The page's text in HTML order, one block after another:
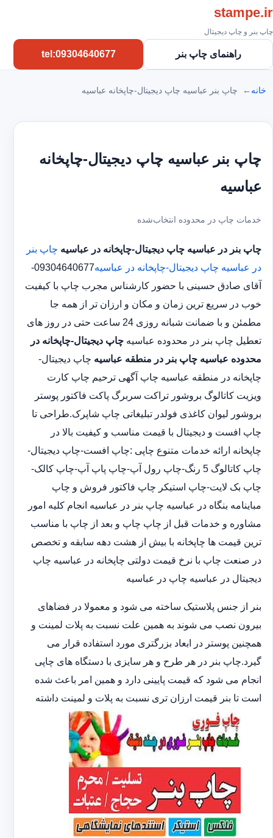
stampe.ir
چاپ بنر و چاپ دیجیتال
راهنمای چاپ بنر tel:09304640677
خانه چاپ بنر عباسیه چاپ دیجیتال-چاپخانه عباسیه
چاپ بنر عباسیه چاپ دیجیتال-چاپخانه
عباسیه
خدمات چاپ در محدوده انتخاب‌شده
چاپ بنر در عباسیه چاپ دیجیتال-چاپخانه در عباسیه چاپ بنر
در عباسیه چاپ دیجیتال-چاپخانه در عباسیه
09304640677-
آقای صادق حسینی با حضور کارشناس مجرب چاپ با کیفیت
خوب در سریع ترین زمان و مکان و ارزان تر از همه جا
مطمئن و با ضمانت شبانه روزی 24 ساعت حتی در روز های
تعطیل چاپ بنر در محدوده عباسیه چاپ دیجیتال-چاپخانه در
محدوده عباسیه چاپ بنر در منطقه عباسیه چاپ دیجیتال-
چاپخانه در منطقه عباسیه چاپ آگهی ترحیم چاپ کارت
ویزیت کاتالوگ بروشور تراکت سربرگ پاکت فاکتور پوستر
بروشور لیوان کاغذی فولدر تبلیغاتی چاپ شاپرک.طراحی تا
چاپ افست و دیجیتال با قیمت مناسب و کیفیت بالا در
چاپخانه ارائه خدمات متنوع چاپی :چاپ افست-چاپ دیجیتال-
چاپ کاتالوگ 5 رنگ-چاپ رول آپ-چاپ پاپ آپ-چاپ کالک-
چاپ بک لایت-چاپ استیکر چاپ فاکتور فروش و چاپ
مباینامه بنگاه در عباسیه چاپ بنر در عباسیه انجام کلیه امور
مشاوره و خدمات قبل از چاپ چاپ و بعد از چاپ با مناسب
ترین قیمت ها چاپخانه با بیش از هشت دهه سابقه و تخصص
در صنعت چاپ با نرخ قیمت دولتی چاپخانه در عباسیه چاپ
دیجیتال در عباسیه چاپ در عباسیه
بنر از جنس پلاستیک ساخته می شود و معمولا در فضاهای
بیرون نصب می شوند به همین علت نسبت به پلات لمینت و
همچنین پوستر در ابعاد بزرگتری مورد استفاده قرار می
گیرد.چاپ بنر در هر طرح و هر سایزی با دستگاه های چاپی
انجام می شود که قیمت پایینی دارد و همین امر باعث شده
است تا بنر قیمت ارزان تری نسبت به پلات و لمینت داشته